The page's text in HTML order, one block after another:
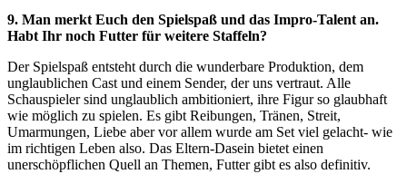
9. Man merkt Euch den Spielspaß und das Impro-Talent an.
Habt Ihr noch Futter für weitere Staffeln?
Der Spielspaß entsteht durch die wunderbare Produktion, dem
unglaublichen Cast und einem Sender, der uns vertraut. Alle
Schauspieler sind unglaublich ambitioniert, ihre Figur so glaubhaft
wie möglich zu spielen. Es gibt Reibungen, Tränen, Streit,
Umarmungen, Liebe aber vor allem wurde am Set viel gelacht- wie
im richtigen Leben also. Das Eltern-Dasein bietet einen
unerschöpflichen Quell an Themen, Futter gibt es also definitiv.